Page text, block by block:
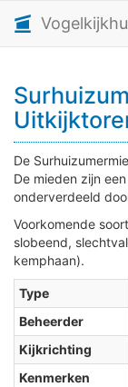
De
De mieden zijn
onderverdeeld
Voorkomende
slobeend,
kemphaan).
Type
Beheerder
Kijkrichting
Kenmerken